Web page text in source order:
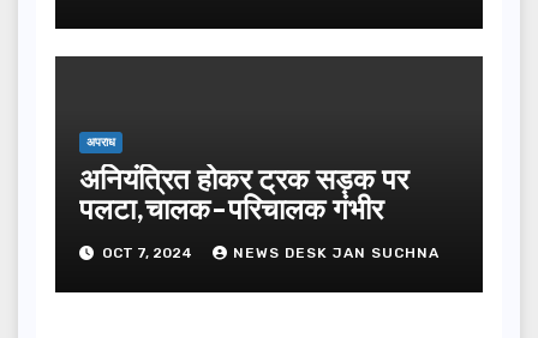
अपराध
अनियंत्रित होकर ट्रक सड़क पर
पलटा,चालक-परिचालक गंभीर
OCT 7, 2024 NEWS DESK JAN SUCHNA